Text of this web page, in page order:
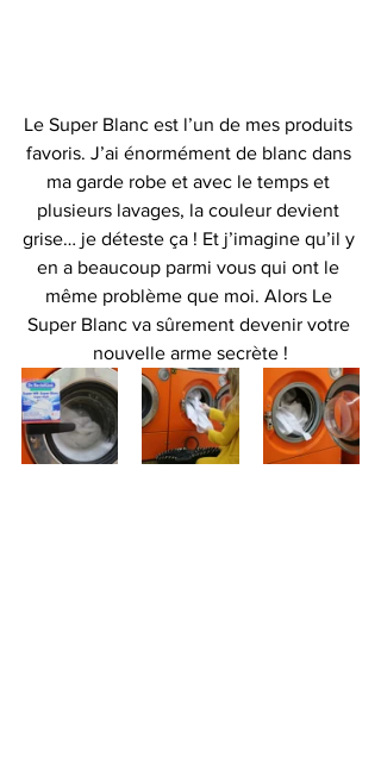
Le Super Blanc est l’un de mes produits
favoris. J’ai énormément de blanc dans
ma garde robe et avec le temps et
plusieurs lavages, la couleur devient
grise… je déteste ça ! Et j’imagine qu’il y
en a beaucoup parmi vous qui ont le
même problème que moi. Alors Le
Super Blanc va sûrement devenir votre
nouvelle arme secrète !